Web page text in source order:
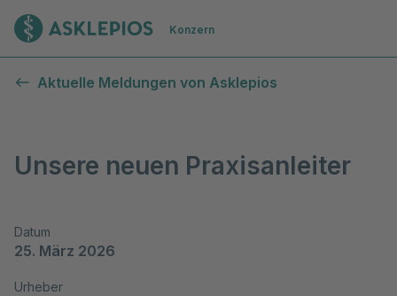
Zur Startseite
Konzern
Aktuelle Meldungen von Asklepios
Unsere neuen Praxisanleiter
Datum
25. März 2026
Urheber